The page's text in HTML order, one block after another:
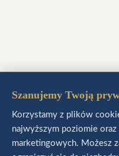
Szanujemy Twoją
Korzystamy z plików
najwyższym poziomie
marketingowych. Możesz